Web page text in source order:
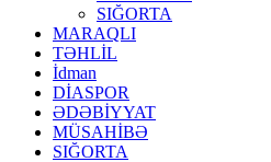
SIĞORTA
MARAQLI
TƏHLİL
İdman
DİASPOR
ƏDƏBİYYAT
MÜSAHİBƏ
SIĞORTA